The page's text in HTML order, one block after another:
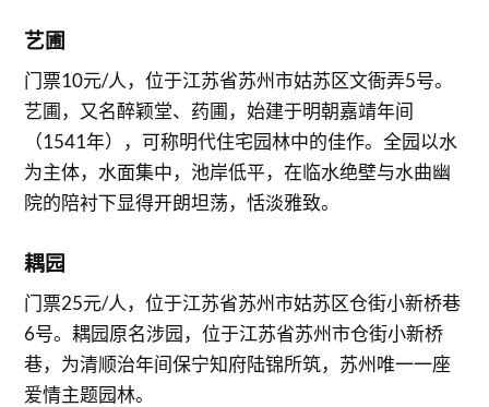
艺圃
门票10元/人，位于江苏省苏州市姑苏区文衙弄5号。
艺圃，又名醉颖堂、药圃，始建于明朝嘉靖年间
（1541年），可称明代住宅园林中的佳作。全园以水
为主体，水面集中，池岸低平，在临水绝壁与水曲幽
院的陪衬下显得开朗坦荡，恬淡雅致。
耦园
门票25元/人，位于江苏省苏州市姑苏区仓街小新桥巷
6号。耦园原名涉园，位于江苏省苏州市仓街小新桥
巷，为清顺治年间保宁知府陆锦所筑，苏州唯一一座
爱情主题园林。